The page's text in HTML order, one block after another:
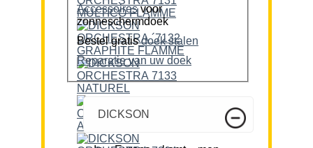
Accessoiresvoor
zonneschermdoek
Bestel gratis doek stalen
Reparatie van uw doek
DICKSON